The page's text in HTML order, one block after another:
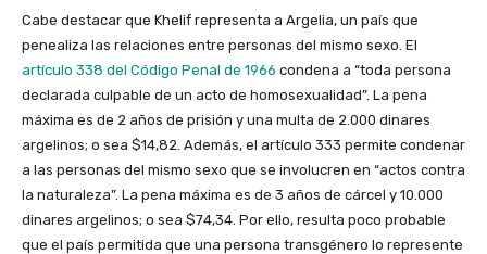
Cabe destacar que Khelif representa a Argelia, un país que
penealiza las relaciones entre personas del mismo sexo. El
artículo 338 del Código Penal de 1966 condena a “toda persona
declarada culpable de un acto de homosexualidad”. La pena
máxima es de 2 años de prisión y una multa de 2.000 dinares
argelinos; o sea $14,82. Además, el artículo 333 permite condenar
a las personas del mismo sexo que se involucren en “actos contra
la naturaleza”. La pena máxima es de 3 años de cárcel y 10.000
dinares argelinos; o sea $74,34. Por ello, resulta poco probable
que el país permitida que una persona transgénero lo represente